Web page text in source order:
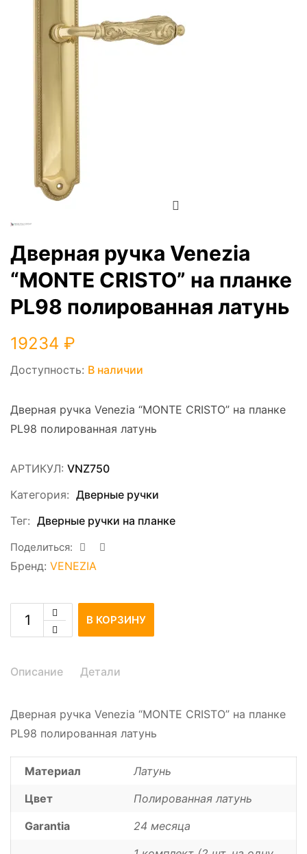
Дверная ручка Venezia
“MONTE CRISTO” на планке
PL98 полированная латунь
19234 ₽
Доступность: В наличии
Дверная ручка Venezia “MONTE CRISTO” на планке
PL98 полированная латунь
АРТИКУЛ: VNZ750
Категория: Дверные ручки
Тег: Дверные ручки на планке
Поделиться:
Бренд: VENEZIA
В КОРЗИНУ
Описание Детали
Дверная ручка Venezia “MONTE CRISTO” на планке
PL98 полированная латунь
Материал
Латунь
Цвет
Полированная латунь
Garantia
24 месяца